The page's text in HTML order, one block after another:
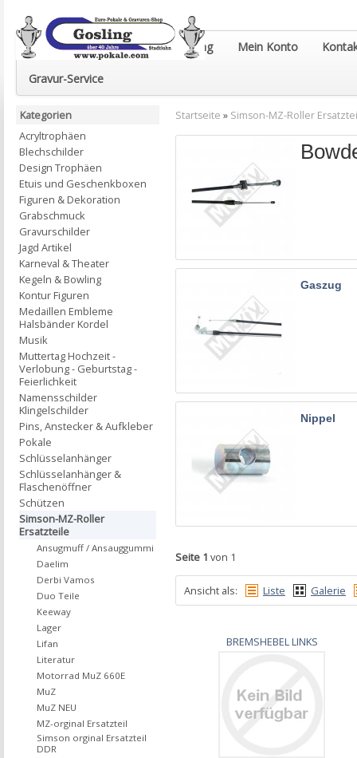
Euro-Pokale & Gravur-Shop Gosling Mein Konto
Gravur-Service
Startseite » Simson-MZ-Roller
Gaszug
Nippel
Seite 1 von 1
Ansicht als: Liste Galerie
BREMSHEBEL LINKS
Kategorien
Acryltrophäen
Blechschilder
Design Trophäen
Etuis und Geschenkboxen
Figuren & Dekoration
Grabschmuck
Gravurschilder
Jagd Artikel
Karneval & Theater
Kegeln & Bowling
Kontur Figuren
Medaillen Embleme
Halsbänder Kordel
Musik
Muttertag Hochzeit -
Verlobung - Geburtstag -
Feierlichkeit
Namensschilder
Klingelschilder
Pins, Anstecker & Aufkleber
Pokale
Schlüsselanhänger
Schlüsselanhänger &
Flaschenöffner
Schützen
Simson-MZ-Roller
Ersatzteile
Ansugmuff / Ansauggummi
Daelim
Derbi Vamos
Duo Teile
Keeway
Lager
Lifan
Literatur
Motorrad MuZ 660E
MuZ
MuZ NEU
MZ-orginal Ersatzteil
Simson orginal Ersatzteil
DDR